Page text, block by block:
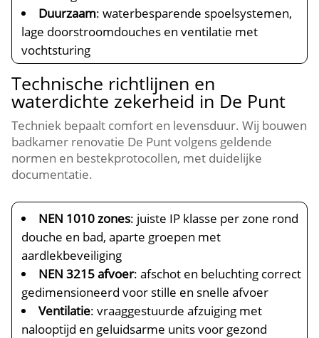
Duurzaam: waterbesparende spoelsystemen,
lage doorstroomdouches en ventilatie met
vochtsturing
Technische richtlijnen en
waterdichte zekerheid in De Punt
Techniek bepaalt comfort en levensduur. Wij bouwen
badkamer renovatie De Punt volgens geldende
normen en bestekprotocollen, met duidelijke
documentatie.
NEN 1010 zones: juiste IP klasse per zone rond
douche en bad, aparte groepen met
aardlekbeveiliging
NEN 3215 afvoer: afschot en beluchting correct
gedimensioneerd voor stille en snelle afvoer
Ventilatie: vraaggestuurde afzuiging met
nalooptijd en geluidsarme units voor gezond